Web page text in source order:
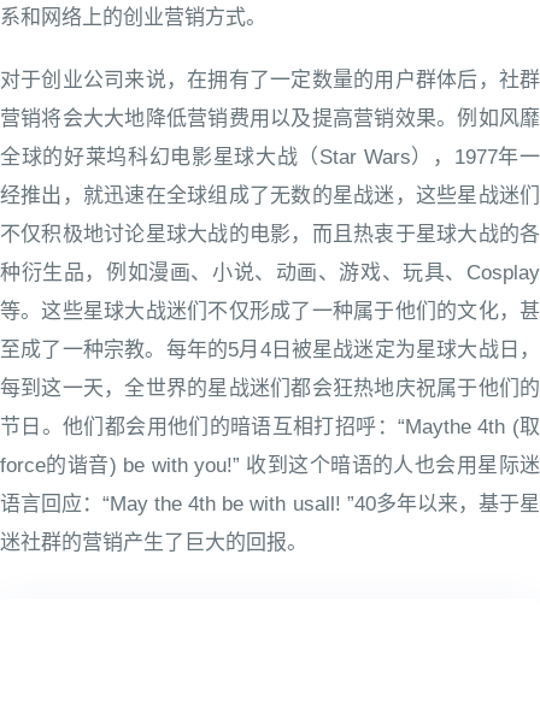
系和网络上的创业营销方式。
对于创业公司来说，在拥有了一定数量的用户群体后，社群
营销将会大大地降低营销费用以及提高营销效果。例如风靡
全球的好莱坞科幻电影星球大战（Star Wars），1977年一
经推出，就迅速在全球组成了无数的星战迷，这些星战迷们
不仅积极地讨论星球大战的电影，而且热衷于星球大战的各
种衍生品，例如漫画、小说、动画、游戏、玩具、Cosplay
等。这些星球大战迷们不仅形成了一种属于他们的文化，甚
至成了一种宗教。每年的5月4日被星战迷定为星球大战日，
每到这一天，全世界的星战迷们都会狂热地庆祝属于他们的
节日。他们都会用他们的暗语互相打招呼：“Maythe 4th (取
force的谐音) be with you!” 收到这个暗语的人也会用星际迷
语言回应：“May the 4th be with usall! ”40多年以来，基于星
迷社群的营销产生了巨大的回报。